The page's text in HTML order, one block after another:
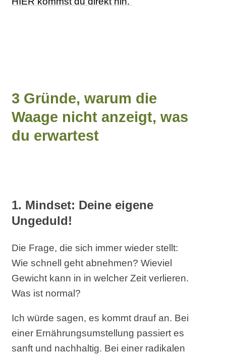
3 Gründe, warum die
Waage nicht anzeigt, was
du erwartest
1. Mindset: Deine eigene
Ungeduld!
Die Frage, die sich immer wieder stellt:
Wie schnell geht abnehmen? Wieviel
Gewicht kann in in welcher Zeit verlieren.
Was ist normal?
Ich würde sagen, es kommt drauf an. Bei
einer Ernährungsumstellung passiert es
sanft und nachhaltig. Bei einer radikalen